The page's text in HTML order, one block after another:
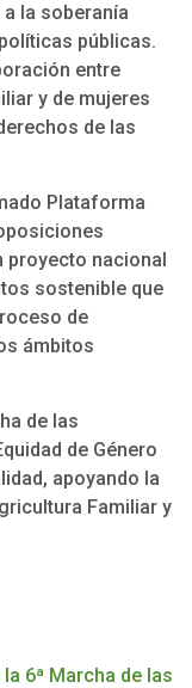
la soberanía
públicas.
entre
y de mujeres
de las
Plataforma
proyecto nacional
sostenible que
de
ámbitos
de las
de Género
apoyando la
Familiar y
6ª Marcha de las